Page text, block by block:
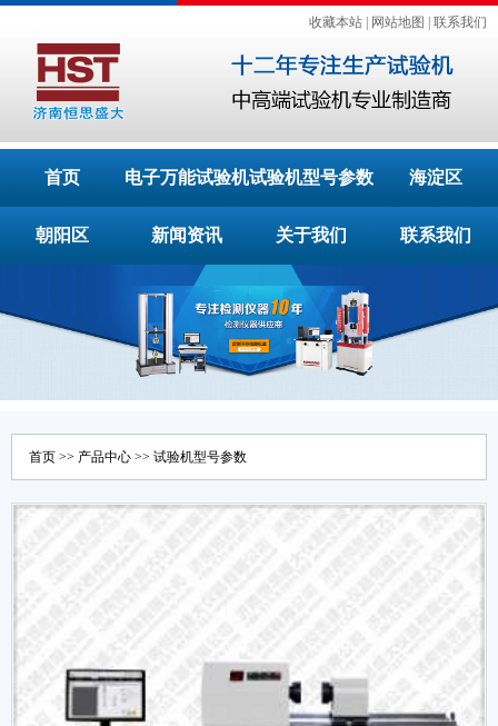
收藏本站 网站地图 联系我们
首页 电子万能试验机试验机型号参数 海淀区
朝阳区 新闻资讯 关于我们 联系我们
首页 >> 产品中心 >> 试验机型号参数